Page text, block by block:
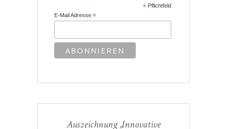
* Pflichtfeld
E-Mail Adresse*
Auszeichnung „Innovative